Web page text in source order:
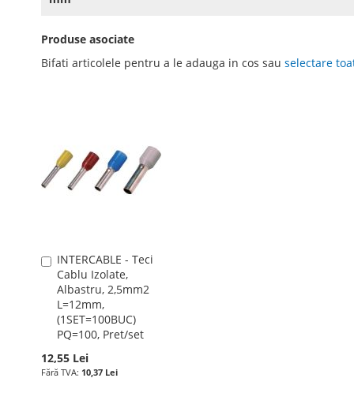
Produse asociate
Bifati articolele pentru a le adauga in cos sau selectare
INTERCABLE - Teci
Cablu Izolate,
Albastru, 2,5mm2
L=12mm,
(1SET=100BUC)
PQ=100, Pret/set
12,55 Lei
10,37 Lei
Adauga
în
cos